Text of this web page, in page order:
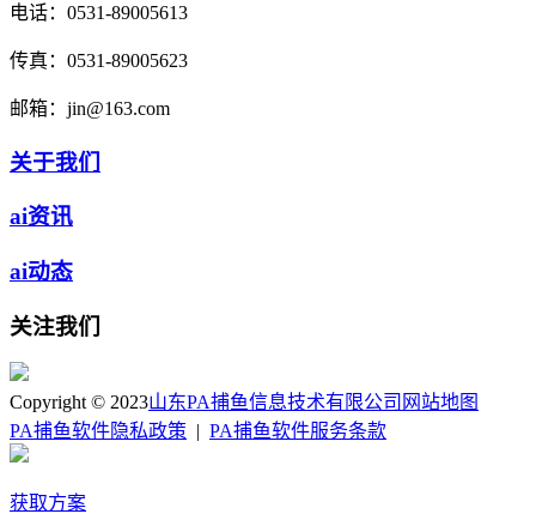
电话： 0531-89005613
传真： 0531-89005623
邮箱： jin@163.com
关于我们
ai资讯
ai动态
关注我们
Copyright © 2023山东PA捕鱼信息技术有限公司 网站地图
PA捕鱼软件隐私政策
PA捕鱼软件服务条款
获取方案